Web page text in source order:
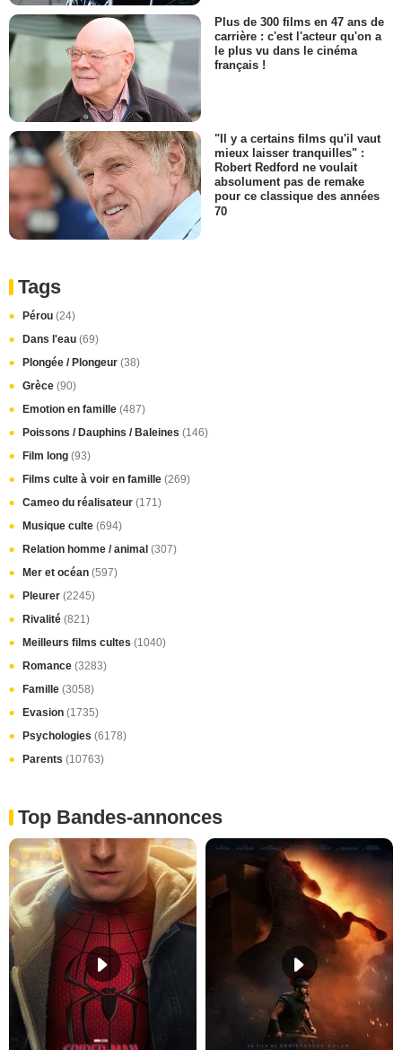
Plus de 300 films en 47 ans de
carrière : c'est l'acteur qu'on a
le plus vu dans le cinéma
français !
"Il y a certains films qu'il vaut
mieux laisser tranquilles" :
Robert Redford ne voulait
absolument pas de remake
pour ce classique des années
70
Tags
Pérou (24)
Dans l'eau (69)
Plongée / Plongeur (38)
Grèce (90)
Emotion en famille (487)
Poissons / Dauphins / Baleines (146)
Film long (93)
Films culte à voir en famille (269)
Cameo du réalisateur (171)
Musique culte (694)
Relation homme / animal (307)
Mer et océan (597)
Pleurer (2245)
Rivalité (821)
Meilleurs films cultes (1040)
Romance (3283)
Famille (3058)
Evasion (1735)
Psychologies (6178)
Parents (10763)
Top Bandes-annonces